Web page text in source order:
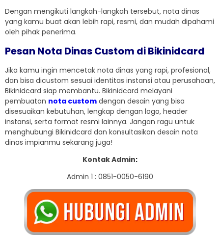
Dengan mengikuti langkah-langkah tersebut, nota dinas
yang kamu buat akan lebih rapi, resmi, dan mudah dipahami
oleh pihak penerima.
Pesan Nota Dinas Custom di Bikinidcard
Jika kamu ingin mencetak nota dinas yang rapi, profesional,
dan bisa dicustom sesuai identitas instansi atau perusahaan,
Bikinidcard siap membantu. Bikinidcard melayani
pembuatan nota custom dengan desain yang bisa
disesuaikan kebutuhan, lengkap dengan logo, header
instansi, serta format resmi lainnya. Jangan ragu untuk
menghubungi Bikinidcard dan konsultasikan desain nota
dinas impianmu sekarang juga!
Kontak Admin:
Admin 1 : 0851-0050-6190